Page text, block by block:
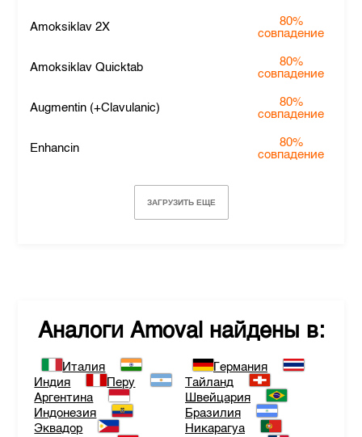
Amoksiklav 2X
80%
совпадение
Amoksiklav Quicktab
80%
совпадение
Augmentin (+Clavulanic)
80%
совпадение
Enhancin
80%
совпадение
ЗАГРУЗИТЬ ЕЩЕ
Аналоги Amoval найдены в:
Италия
Индия
Перу
Аргентина
Индонезия
Эквадор
Германия
Тайланд
Швейцария
Бразилия
Никарагуа